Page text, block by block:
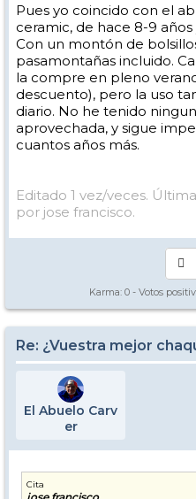
Pues yo coincido con el
ceramic, de hace 8-9
Con un montón de
pasamontañas incluido.
la compre en pleno
descuento), pero la uso
diario. No he tenido
aprovechada, y sigue
cuantos años más.
Editado 1 vez/veces.
por jose francisco.
Karma: 0 - Votos
Re: ¿Vuestra mejor
El Abuelo Carv
er
Cita